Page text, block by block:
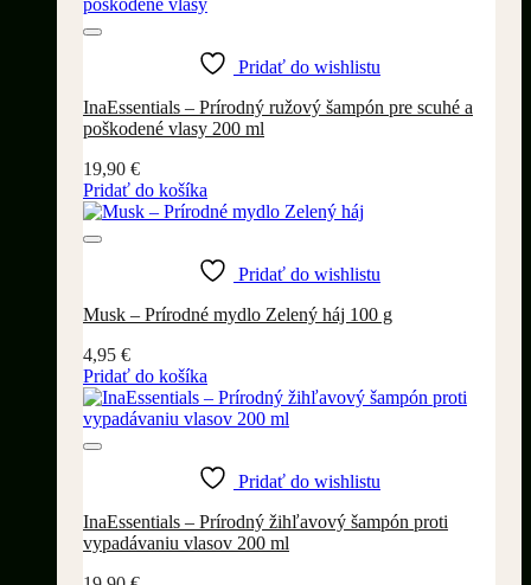
Pridať do wishlistu
InaEssentials – Prírodný ružový šampón pre scuhé a
poškodené vlasy 200 ml
19,90 €
Pridať do košíka
Pridať do wishlistu
Musk – Prírodné mydlo Zelený háj 100 g
4,95 €
Pridať do košíka
Pridať do wishlistu
InaEssentials – Prírodný žihľavový šampón proti
vypadávaniu vlasov 200 ml